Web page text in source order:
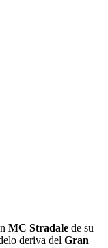
MC Stradale de su
deriva del Gran